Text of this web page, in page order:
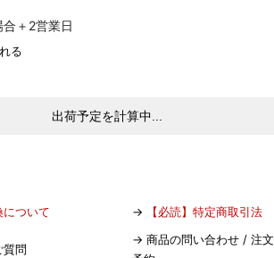
合＋2営業日
出荷予定を計算中...
ついて → 【必読】特定商取引法
質問
→ 商品の問い合わせ / 注文